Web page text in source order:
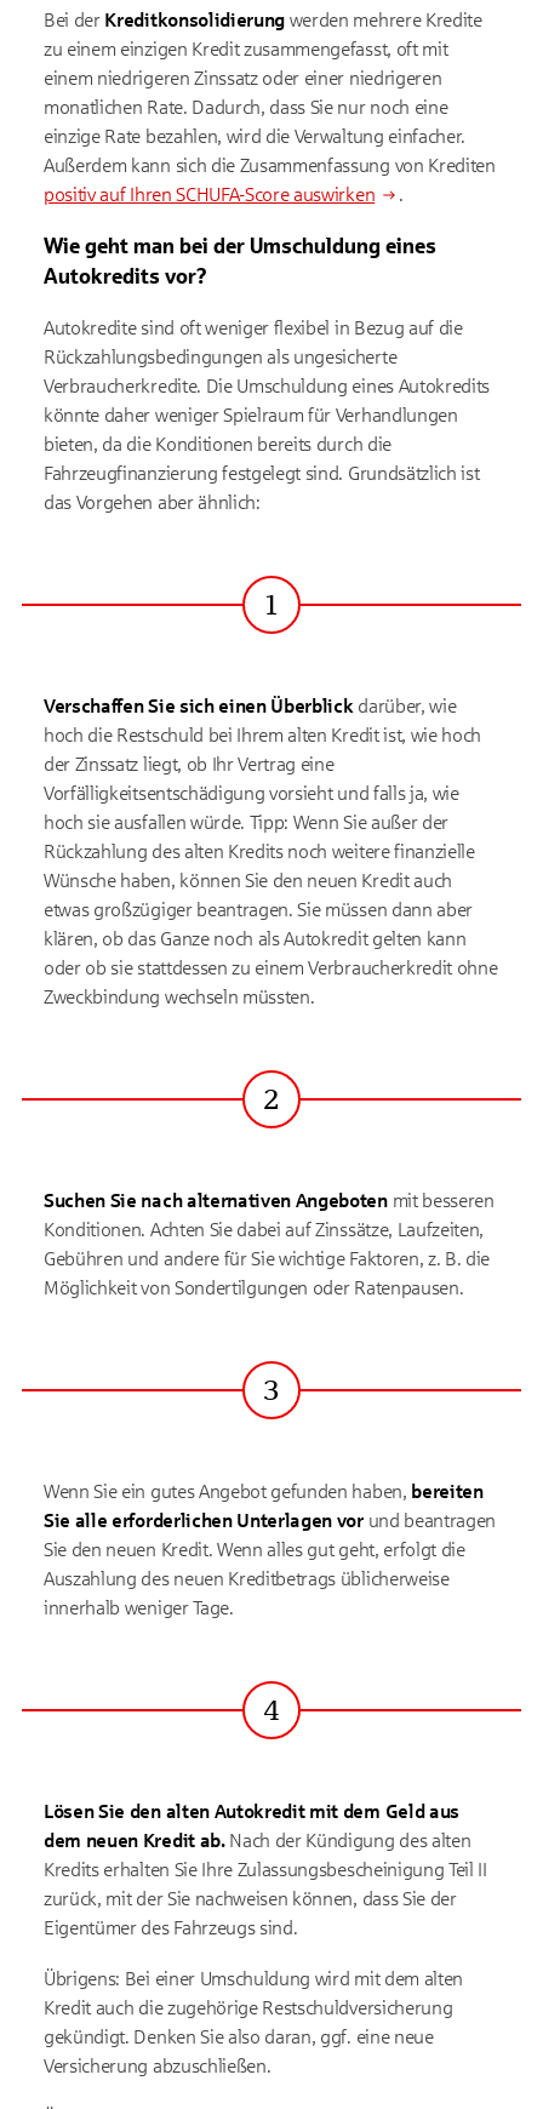
Bei der Kreditkonsolidierung werden mehrere Kredite
zu einem einzigen Kredit zusammengefasst, oft mit
einem niedrigeren Zinssatz oder einer niedrigeren
monatlichen Rate. Dadurch, dass Sie nur noch eine
einzige Rate bezahlen, wird die Verwaltung einfacher.
Außerdem kann sich die Zusammenfassung von Krediten
positiv auf Ihren SCHUFA-Score auswirken
.
Wie geht man bei der Umschuldung eines
Autokredits vor?
Autokredite sind oft weniger flexibel in Bezug auf die
Rückzahlungsbedingungen als ungesicherte
Verbraucherkredite. Die Umschuldung eines Autokredits
könnte daher weniger Spielraum für Verhandlungen
bieten, da die Konditionen bereits durch die
Fahrzeugfinanzierung festgelegt sind. Grundsätzlich ist
das Vorgehen aber ähnlich:
Schritt
1
Verschaffen Sie sich einen Überblick darüber, wie
hoch die Restschuld bei Ihrem alten Kredit ist, wie hoch
der Zinssatz liegt, ob Ihr Vertrag eine
Vorfälligkeitsentschädigung vorsieht und falls ja, wie
hoch sie ausfallen würde. Tipp: Wenn Sie außer der
Rückzahlung des alten Kredits noch weitere finanzielle
Wünsche haben, können Sie den neuen Kredit auch
etwas großzügiger beantragen. Sie müssen dann aber
klären, ob das Ganze noch als Autokredit gelten kann
oder ob sie stattdessen zu einem Verbraucherkredit ohne
Zweckbindung wechseln müssten.
Schritt
2
Suchen Sie nach alternativen Angebotenmit besseren
Konditionen. Achten Sie dabei auf Zinssätze, Laufzeiten,
Gebühren und andere für Sie wichtige Faktoren, z. B. die
Möglichkeit von Sondertilgungen oder Ratenpausen.
Schritt
3
Wenn Sie ein gutes Angebot gefunden haben, bereiten
Sie alle erforderlichen Unterlagen vorund beantragen
Sie den neuen Kredit. Wenn alles gut geht, erfolgt die
Auszahlung des neuen Kreditbetrags üblicherweise
innerhalb weniger Tage.
Schritt
4
Lösen Sie den alten Autokredit mit dem Geld aus
dem neuen Kredit ab. Nach der Kündigung des alten
Kredits erhalten Sie Ihre Zulassungsbescheinigung Teil II
zurück, mit der Sie nachweisen können, dass Sie der
Eigentümer des Fahrzeugs sind.
Übrigens: Bei einer Umschuldung wird mit dem alten
Kredit auch die zugehörige Restschuldversicherung
gekündigt. Denken Sie also daran, ggf. eine neue
Versicherung abzuschließen.